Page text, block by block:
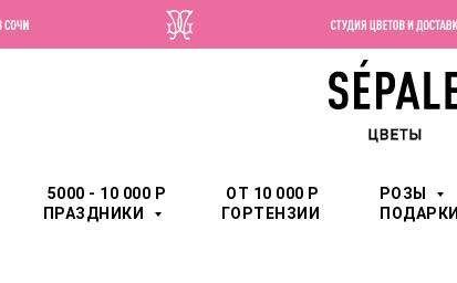
5000 - 10 000 Р ОТ 10 000 Р РОЗЫ
ПРАЗДНИКИ ГОРТЕНЗИИ ПОДАРКИ